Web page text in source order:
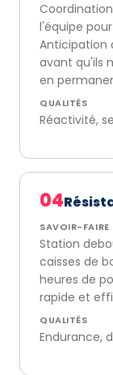
l'équipe
Anticipation
avant qu'ils
en
QUALITÉS
Réactivité,
04
SAVOIR-FAIRE
Station
caisses de
heures de
rapide et
QUALITÉS
Endurance,